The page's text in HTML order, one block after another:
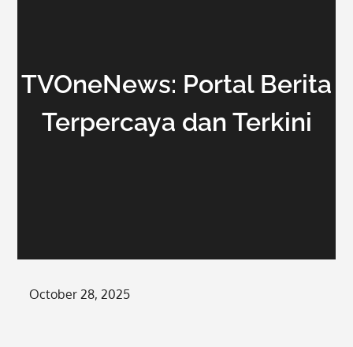
TVOneNews: Portal Berita
Terpercaya dan Terkini
Posted
October 28, 2025